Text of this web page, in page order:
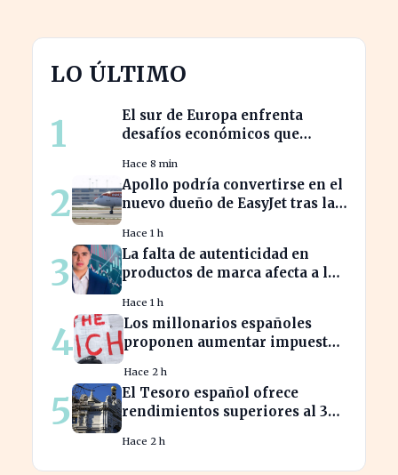
LO ÚLTIMO
1
El sur de Europa enfrenta
desafíos económicos que
norte
Hace 8 min
2
Apollo podría convertirse en el
nuevo dueño de EasyJet tras la
Hace 1 h
3
La falta de autenticidad en
productos de marca afecta a los
Hace 1 h
4
Los millonarios españoles
proponen aumentar impuestos
económica
Hace 2 h
5
El Tesoro español ofrece
rendimientos superiores al 3%
Hace 2 h